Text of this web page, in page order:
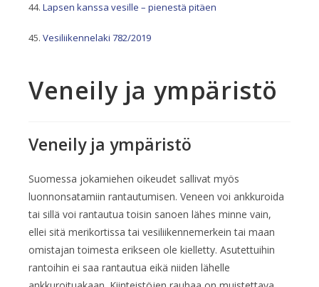
Lapsen kanssa vesille – pienestä pitäen
Vesiliikennelaki 782/2019
Veneily ja ympäristö
Veneily ja ympäristö
Suomessa jokamiehen oikeudet sallivat myös
luonnonsatamiin rantautumisen. Veneen voi ankkuroida
tai sillä voi rantautua toisin sanoen lähes minne vain,
ellei sitä merikortissa tai vesiliikennemerkein tai maan
omistajan toimesta erikseen ole kielletty. Asutettuihin
rantoihin ei saa rantautua eikä niiden lähelle